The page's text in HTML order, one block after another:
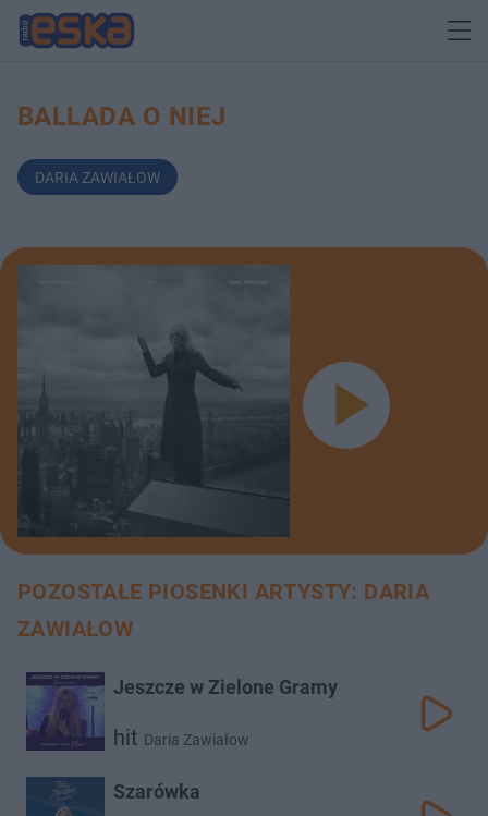
BALLADA O NIEJ
DARIA ZAWIAŁOW
POZOSTAŁE PIOSENKI ARTYSTY: DARIA
ZAWIAŁOW
Jeszcze w Zielone Gramy
hit Daria Zawiałow
Szarówka